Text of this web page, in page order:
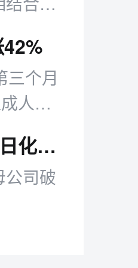
三个月
人旅
电商早报：快手升级夏季物流履约；老牌日化上海雪花膏母公司破产
公司破